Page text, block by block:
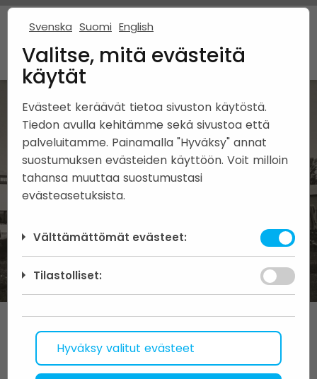
Svenska Suomi English
Valitse, mitä evästeitä
käytät
Evästeet keräävät tietoa sivuston käytöstä.
Tiedon avulla kehitämme sekä sivustoa että
palveluitamme. Painamalla "Hyväksy" annat
suostumuksen evästeiden käyttöön. Voit milloin
tahansa muuttaa suostumustasi
evästeasetuksista.
Välttämättömät evästeet:
tekemään verkkosivustosta käyttökelpoisen
sallimalla perustoimintoja kuten sivulla
ilman näitä evästeitä.
Tilastolliset:
parantaa sivustomme käyttäjäystävällisyttä.
Tähän sisältyy myös edistynyt analyysi
kohdennetun ja personoidun markkinoinnin
tekemiseksi.
Hyväksy valitut evästeet
Om företaget
Simons Hus – riktiga hem
sedan 1978